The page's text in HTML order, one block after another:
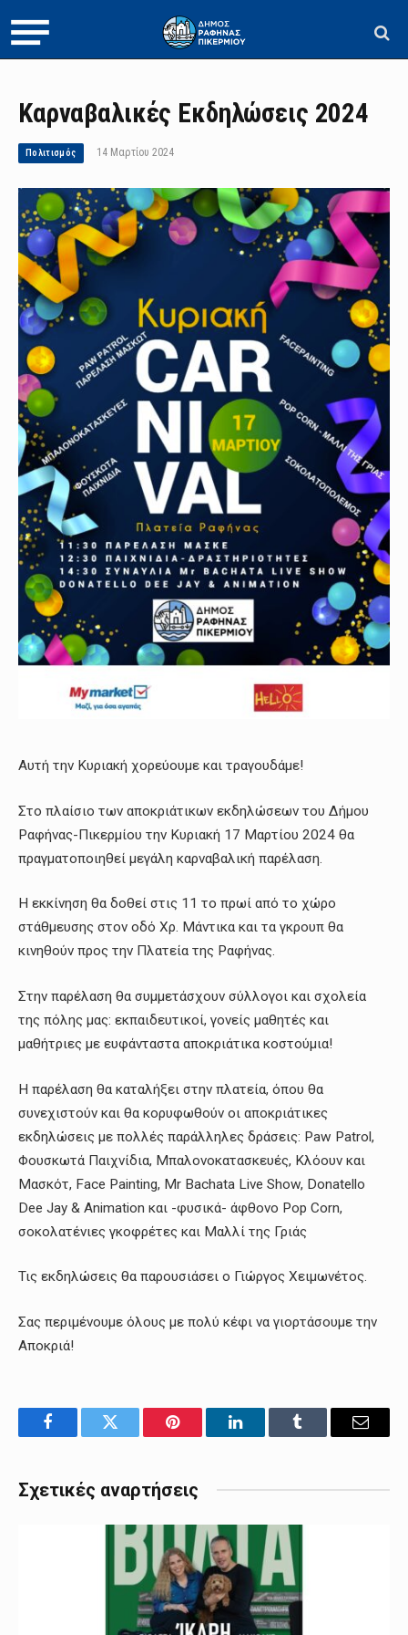
Καρναβαλικές Εκδηλώσεις 2024
Πολιτισμός 14 Μαρτίου 2024
Αυτή την Κυριακή χορεύουμε και τραγουδάμε!
Στο πλαίσιο των αποκριάτικων εκδηλώσεων του Δήμου
Ραφήνας-Πικερμίου την Κυριακή 17 Μαρτίου 2024 θα
πραγματοποιηθεί μεγάλη καρναβαλική παρέλαση.
Η εκκίνηση θα δοθεί στις 11 το πρωί από το χώρο
στάθμευσης στον οδό Χρ. Μάντικα και τα γκρουπ θα
κινηθούν προς την Πλατεία της Ραφήνας.
Στην παρέλαση θα συμμετάσχουν σύλλογοι και σχολεία
της πόλης μας: εκπαιδευτικοί, γονείς μαθητές και
μαθήτριες με ευφάνταστα αποκριάτικα κοστούμια!
Η παρέλαση θα καταλήξει στην πλατεία, όπου θα
συνεχιστούν και θα κορυφωθούν οι αποκριάτικες
εκδηλώσεις με πολλές παράλληλες δράσεις: Paw Patrol,
Φουσκωτά Παιχνίδια, Μπαλονοκατασκευές, Κλόουν και
Μασκότ, Face Painting, Mr Bachata Live Show, Donatello
Dee Jay & Animation και -φυσικά- άφθονο Pop Corn,
σοκολατένιες γκοφρέτες και Μαλλί της Γριάς
Τις εκδηλώσεις θα παρουσιάσει ο Γιώργος Χειμωνέτος.
Σας περιμένουμε όλους με πολύ κέφι να γιορτάσουμε την
Αποκριά!
FacebookTwitter Pinterest LinkedInTumblr Email
Σχετικές αναρτήσεις